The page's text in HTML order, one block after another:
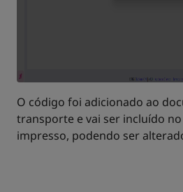
O código foi adicionado ao
transporte e vai ser incluído
impresso, podendo ser